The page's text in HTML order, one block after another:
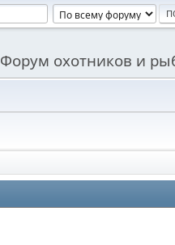
Форум охотников и